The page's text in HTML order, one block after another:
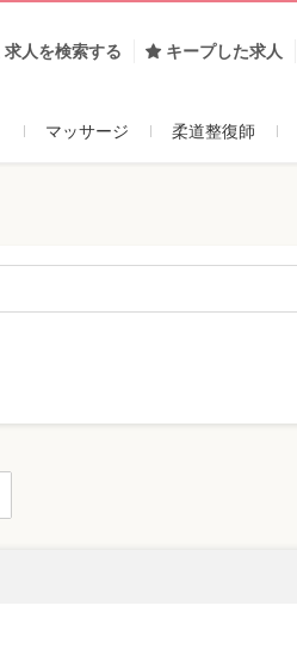
求人を検索する キープした求人
マッサージ 柔道整復師